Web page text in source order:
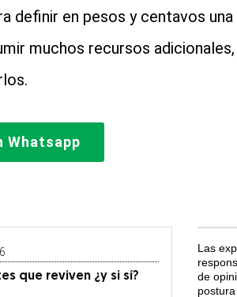
definir en pesos y centavos una
muchos recursos adicionales,
Whatsapp
que reviven ¿y si sí?
Las
de